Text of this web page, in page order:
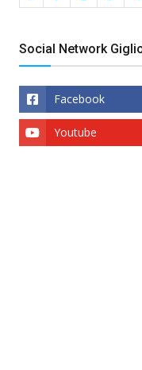
Social Network
Facebook
Youtube